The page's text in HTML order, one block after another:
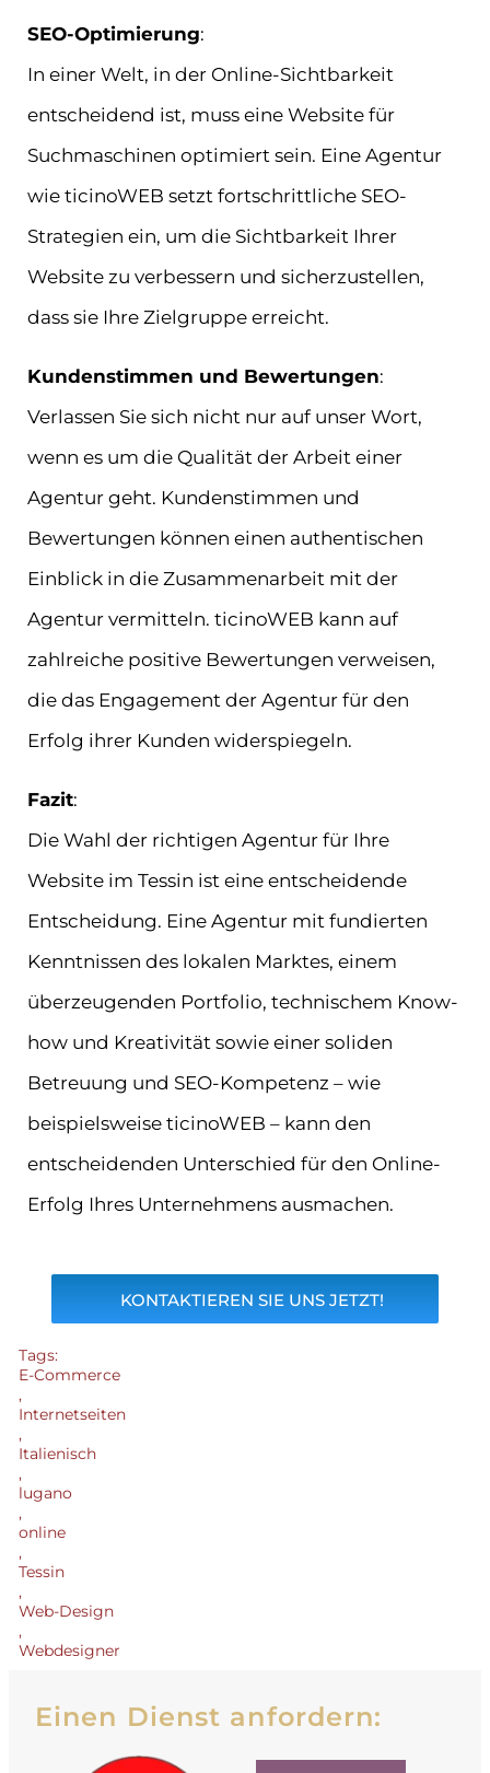
SEO-Optimierung:
In einer Welt, in der Online-Sichtbarkeit
entscheidend ist, muss eine Website für
Suchmaschinen optimiert sein. Eine Agentur
wie ticinoWEB setzt fortschrittliche SEO-
Strategien ein, um die Sichtbarkeit Ihrer
Website zu verbessern und sicherzustellen,
dass sie Ihre Zielgruppe erreicht.
Kundenstimmen und Bewertungen:
Verlassen Sie sich nicht nur auf unser Wort,
wenn es um die Qualität der Arbeit einer
Agentur geht. Kundenstimmen und
Bewertungen können einen authentischen
Einblick in die Zusammenarbeit mit der
Agentur vermitteln. ticinoWEB kann auf
zahlreiche positive Bewertungen verweisen,
die das Engagement der Agentur für den
Erfolg ihrer Kunden widerspiegeln.
Fazit:
Die Wahl der richtigen Agentur für Ihre
Website im Tessin ist eine entscheidende
Entscheidung. Eine Agentur mit fundierten
Kenntnissen des lokalen Marktes, einem
überzeugenden Portfolio, technischem Know-
how und Kreativität sowie einer soliden
Betreuung und SEO-Kompetenz – wie
beispielsweise ticinoWEB – kann den
entscheidenden Unterschied für den Online-
Erfolg Ihres Unternehmens ausmachen.
KONTAKTIEREN SIE UNS JETZT!
Tags:
E-Commerce
,
Internetseiten
,
Italienisch
,
lugano
,
online
,
Tessin
,
Web-Design
,
Webdesigner
Einen Dienst anfordern: